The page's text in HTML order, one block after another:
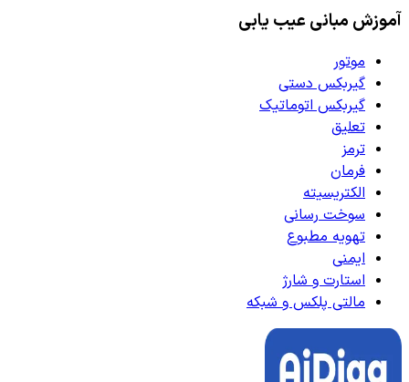
آموزش مبانی عیب یابی
موتور
گیربکس دستی
گیربکس اتوماتیک
تعلیق
ترمز
فرمان
الکتریسیته
سوخت رسانی
تهویه مطبوع
ایمنی
استارت و شارژ
مالتی پلکس و شبکه